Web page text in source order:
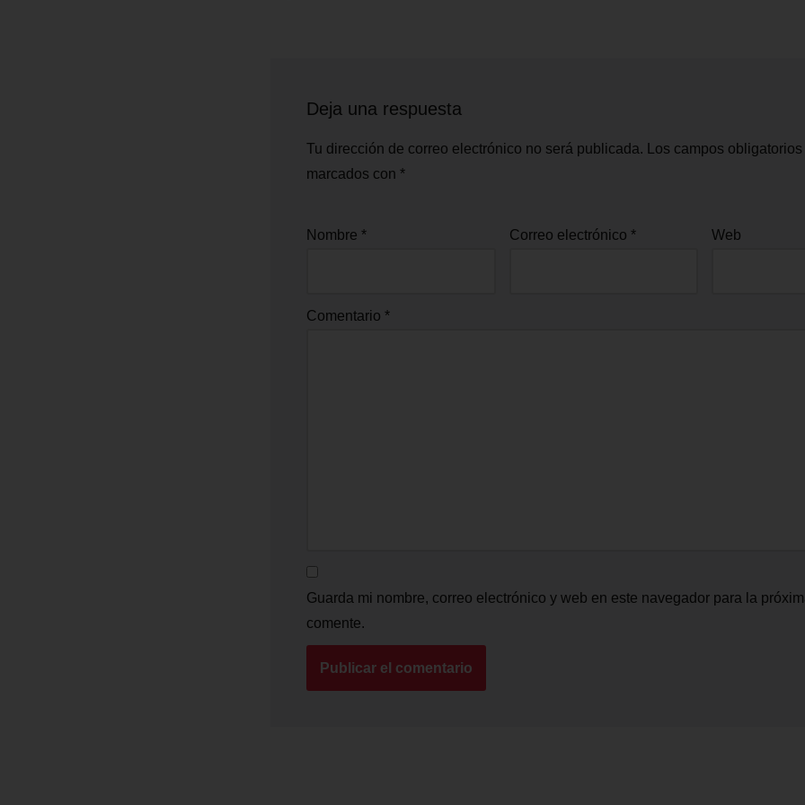
Deja una respuesta
Tu dirección de correo electrónico no será publicada.
Los campos
marcados con *
Nombre * Correo electrónico * Web
Comentario *
Guarda mi nombre, correo electrónico y web en este navegador para la
comente.